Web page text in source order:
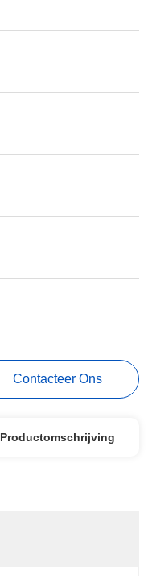
Contacteer Ons
Productomschrijving